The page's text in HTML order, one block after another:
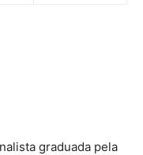
graduada pela